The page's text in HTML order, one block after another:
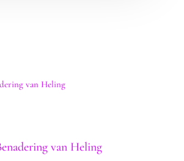
van Heling
van Heling